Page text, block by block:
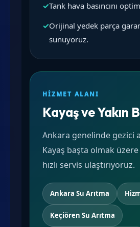
✓Tank hava basıncını
✓Orijinal yedek parça
sunuyoruz.
HIZMET ALANI
Kayaş ve Yakın
Ankara genelinde gezici
Kayaş başta olmak
hızlı servis ulaştırıyoruz.
Ankara Su Arıtma
Keçiören Su Arıtma